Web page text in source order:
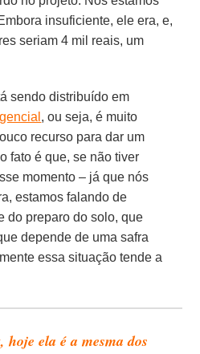
insuficiente, ele era, e,
seriam 4 mil reais, um
sendo distribuído em
, ou seja, é muito
recurso para dar um
fato é que, se não tiver
momento – já que nós
estamos falando de
do preparo do solo, que
depende de uma safra
essa situação tende a
ela é a mesma dos